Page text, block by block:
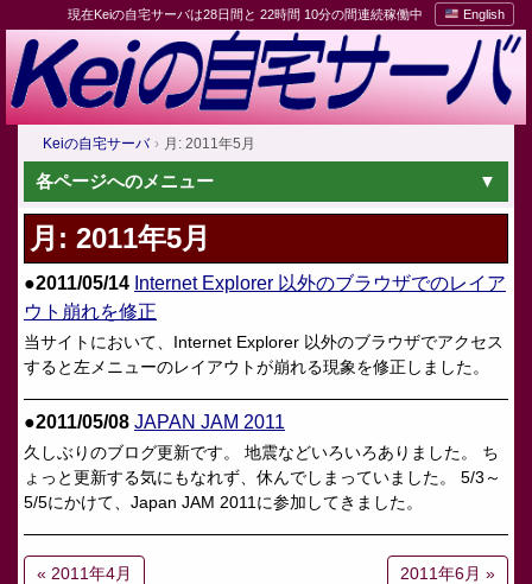
現在Keiの自宅サーバは28日間と 22時間 10分の間連続稼働中 English
Keiの自宅サーバ 月: 2011年5月
各ページへのメニュー
月: 2011年5月
●2011/05/14 Internet Explorer 以外のブラウザでのレイア
ウト崩れを修正
当サイトにおいて、Internet Explorer 以外のブラウザでアクセス
すると左メニューのレイアウトが崩れる現象を修正しました。
●2011/05/08 JAPAN JAM 2011
久しぶりのブログ更新です。 地震などいろいろありました。 ち
ょっと更新する気にもなれず、休んでしまっていました。 5/3～
5/5にかけて、Japan JAM 2011に参加してきました。
« 2011年4月 2011年6月 »